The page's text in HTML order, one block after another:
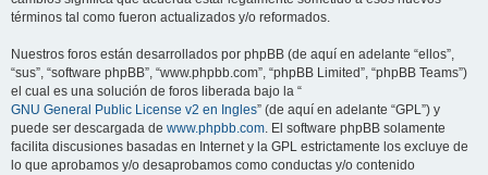
términos tal como fueron actualizados y/o reformados.
Nuestros foros están desarrollados por phpBB (de aquí en adelante “ellos”,
“sus”, “software phpBB”, “www.phpbb.com”, “phpBB Limited”, “phpBB Teams”)
el cual es una solución de foros liberada bajo la “
GNU General Public License v2 en Ingles” (de aquí en adelante “GPL”) y
puede ser descargada de www.phpbb.com. El software phpBB solamente
facilita discusiones basadas en Internet y la GPL estrictamente los excluye de
lo que aprobamos y/o desaprobamos como conductas y/o contenido